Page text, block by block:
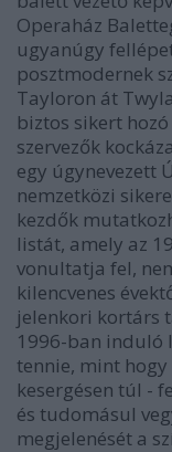
Operaház
ugyanúgy
posztmodernek
Tayloron át
biztos sikert
szervezők
egy úgynevezett
nemzetközi
kezdők
listát, amely az
vonultatja fel,
kilencvenes
jelenkori kortárs
1996-ban induló
tennie, mint
kesergésen túl -
és tudomásul
megjelenését a